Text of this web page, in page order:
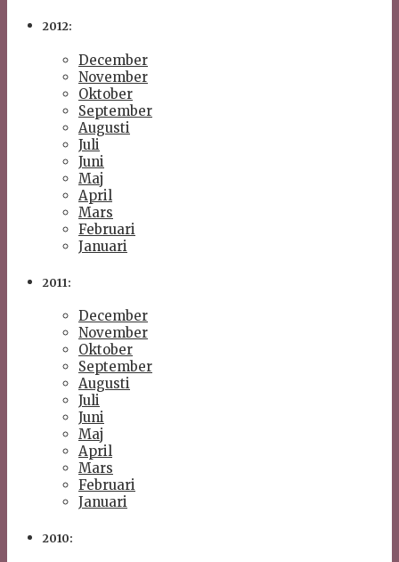
2012:
December
November
Oktober
September
Augusti
Juli
Juni
Maj
April
Mars
Februari
Januari
2011:
December
November
Oktober
September
Augusti
Juli
Juni
Maj
April
Mars
Februari
Januari
2010: